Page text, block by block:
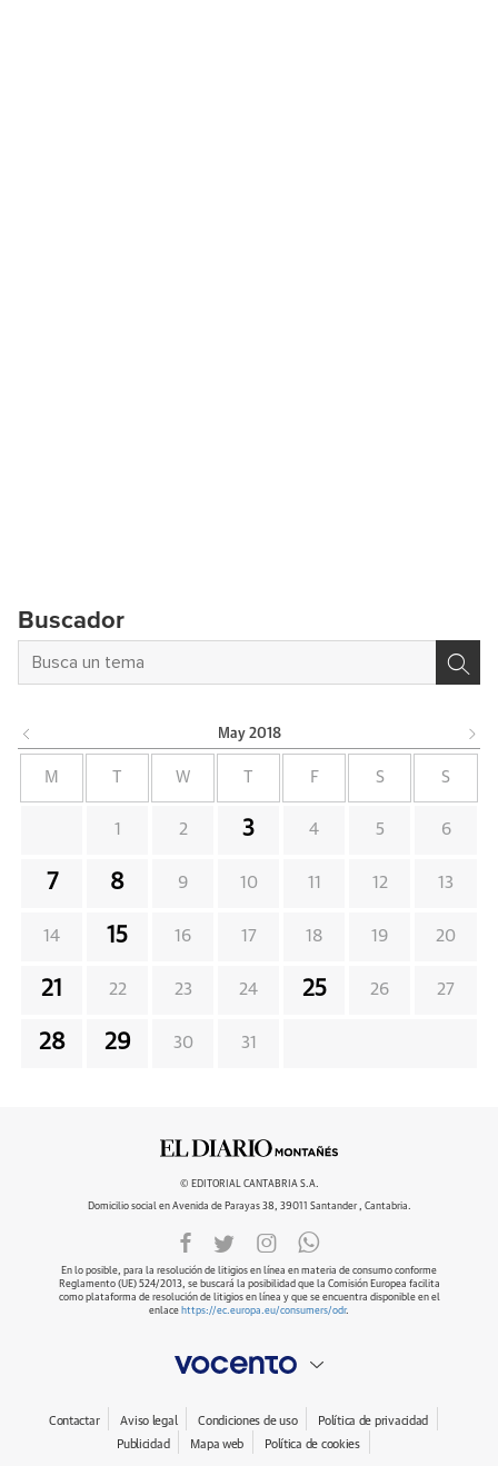
Buscador
May 2018
M W F S S
1 2 3 4 5 6
7 8 9 10 11 12 13
14 15 16 17 18 19 20
21 22 23 24 25 26 27
28 29 30 31
© EDITORIAL CANTABRIA S.A.
Domicilio social en Avenida de Parayas 38, 39011 Santander , Cantabria.
En lo posible, para la resolución de litigios en línea en materia de consumo conforme
Reglamento (UE) 524/2013, se buscará la posibilidad que la Comisión Europea facilita
como plataforma de resolución de litigios en línea y que se encuentra disponible en el
enlace https://ec.europa.eu/consumers/odr.
Contactar Aviso legal Condiciones de uso
Política de privacidad
Publicidad
Mapa web Política de cookies